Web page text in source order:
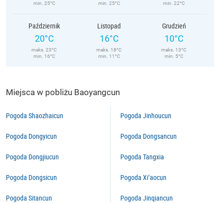
min. 25°C
min. 25°C
min. 22°C
Październik
20°C
maks. 23°C
min. 16°C
Listopad
16°C
maks. 18°C
min. 11°C
Grudzień
10°C
maks. 13°C
min. 5°C
Miejsca w pobliżu Baoyangcun
Pogoda Shaozhaicun
Pogoda Dongyicun
Pogoda Dongjiucun
Pogoda Dongsicun
Pogoda Sitancun
Pogoda Jinhoucun
Pogoda Dongsancun
Pogoda Tangxia
Pogoda Xi’aocun
Pogoda Jinqiancun